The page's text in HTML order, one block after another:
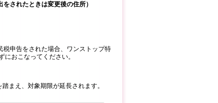
されたときは変更後の住所）
申告をされた場合、ワンストップ特
おこなってください。
まえ、対象期限が延長されます。